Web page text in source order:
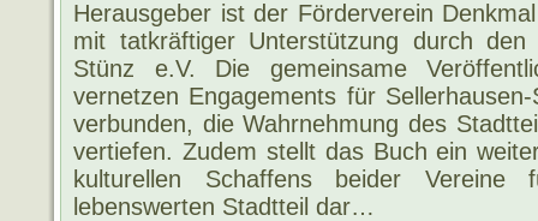
Herausgeber ist der Förderverein
mit tatkräftiger Unterstützung durch den
Stünz e.V. Die gemeinsame
vernetzen Engagements für
verbunden, die Wahrnehmung des
vertiefen. Zudem stellt das Buch ein
kulturellen Schaffens beider
lebenswerten Stadtteil dar…